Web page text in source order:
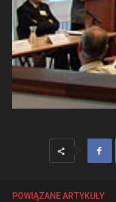
POWIĄZANE ARTYKUŁY